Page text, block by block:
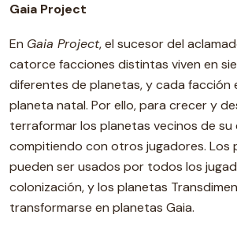
Gaia Project
En Gaia Project, el sucesor del
catorce facciones distintas viven en
diferentes de planetas, y cada facción
planeta natal. Por ello, para crecer y
terraformar los planetas vecinos de
compitiendo con otros jugadores. Los
pueden ser usados por todos los
colonización, y los planetas
transformarse en planetas Gaia.